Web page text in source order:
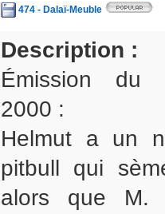
474 - Dalaï-Meuble
Description :
Émission du
2000 :
Helmut a un
pitbull qui
alors que M.